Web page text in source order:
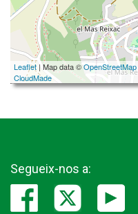
Leaflet | Map data ©OpenStreetMap
CloudMade
Segueix-nos a: